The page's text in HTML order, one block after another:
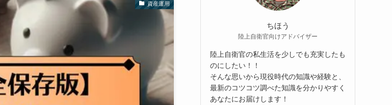
資産運用
ちほう
陸上自衛官向けアドバイザー
陸上自衛官の私生活を少しでも充実したも
のにしたい！！
そんな思いから現役時代の知識や経験と、
最新のコツコツ調べた知識を分かりやすく
あなたにお届けします！